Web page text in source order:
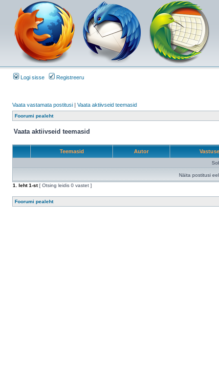
Logi sisse Registreeru
Vaata vastamata postitusi | Vaata aktiivseid teemasid
Foorumi pealeht
Vaata aktiivseid teemasid
Teemasid Autor
Näita postitusi
1
. leht1-st[ Otsing leidis 0 vastet ]
Foorumi pealeht